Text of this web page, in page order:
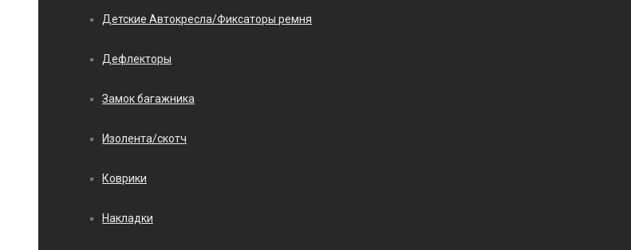
Детские Автокресла/Фиксаторы ремня
Дефлекторы
Замок багажника
Изолента/скотч
Коврики
Накладки